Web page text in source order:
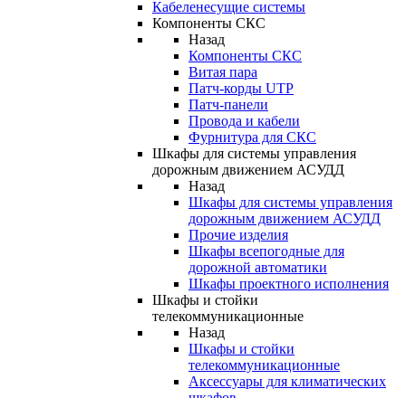
Кабеленесущие системы
Компоненты СКС
Назад
Компоненты СКС
Витая пара
Патч-корды UTP
Патч-панели
Провода и кабели
Фурнитура для СКС
Шкафы для системы управления
дорожным движением АСУДД
Назад
Шкафы для системы управления
дорожным движением АСУДД
Прочие изделия
Шкафы всепогодные для
дорожной автоматики
Шкафы проектного исполнения
Шкафы и стойки
телекоммуникационные
Назад
Шкафы и стойки
телекоммуникационные
Аксессуары для климатических